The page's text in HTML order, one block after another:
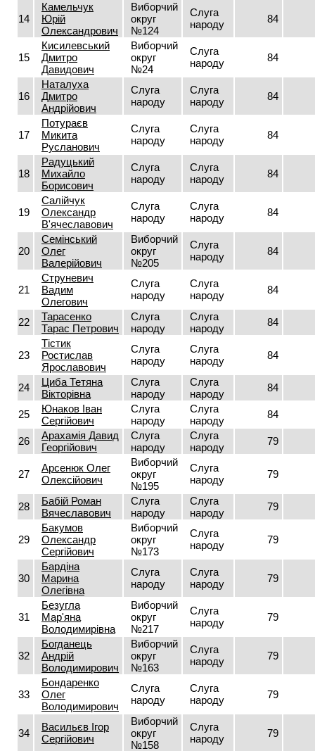
14
Камельчук
Юрій
Олександрович
Виборчий
округ
№124
Слуга
народу
84
15
Кисилевський
Дмитро
Давидович
Виборчий
округ
№24
Слуга
народу
84
16
Наталуха
Дмитро
Андрійович
Слуга
народу
Слуга
народу
84
17
Потураєв
Микита
Русланович
Слуга
народу
Слуга
народу
84
18
Радуцький
Михайло
Борисович
Слуга
народу
Слуга
народу
84
19
Салійчук
Олександр
В'ячеславович
Слуга
народу
Слуга
народу
84
20
Семінський
Олег
Валерійович
Виборчий
округ
№205
Слуга
народу
84
21
Струневич
Вадим
Олегович
Слуга
народу
Слуга
народу
84
22
Тарасенко
Тарас Петрович
Слуга
народу
Слуга
народу
84
23
Тістик
Ростислав
Ярославович
Слуга
народу
Слуга
народу
84
24
Циба Тетяна
Вікторівна
Слуга
народу
Слуга
народу
84
25
Юнаков Іван
Сергійович
Слуга
народу
Слуга
народу
84
26
Арахамія Давид
Георгійович
Слуга
народу
Слуга
народу
79
27
Арсенюк Олег
Олексійович
Виборчий
округ
№195
Слуга
народу
79
28
Бабій Роман
Вячеславович
Слуга
народу
Слуга
народу
79
29
Бакумов
Олександр
Сергійович
Виборчий
округ
№173
Слуга
народу
79
30
Бардіна
Марина
Олегівна
Слуга
народу
Слуга
народу
79
31
Безугла
Мар'яна
Володимирівна
Виборчий
округ
№217
Слуга
народу
79
32
Богданець
Андрій
Володимирович
Виборчий
округ
№163
Слуга
народу
79
33
Бондаренко
Олег
Володимирович
Слуга
народу
Слуга
народу
79
34
Васильєв Ігор
Сергійович
Виборчий
округ
№158
Слуга
народу
79